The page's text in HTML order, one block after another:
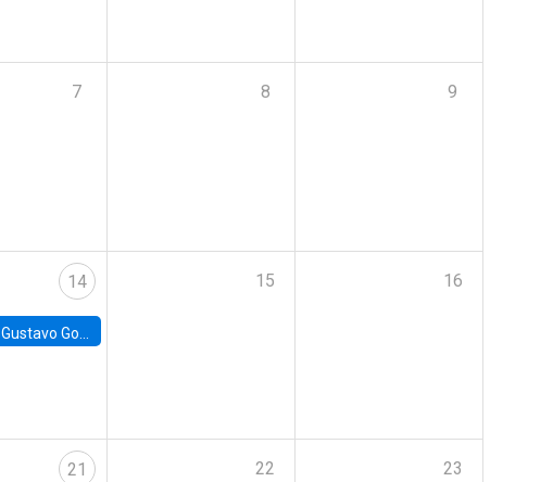
7 8 9
14
Gustavo González - Banco Central de Chile
15 16
21 22 23